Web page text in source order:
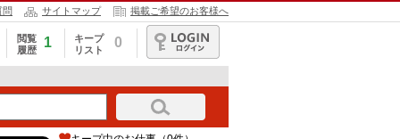
問 サイトマップ 掲載ご希望のお客様へ
閲覧
履歴
1
キープ
リスト
0
ログイン